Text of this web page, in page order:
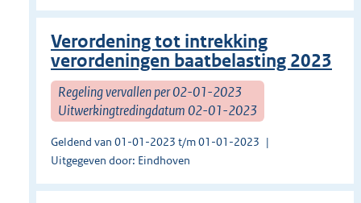
Verordening tot intrekking
verordeningen baatbelasting 2023
Regeling vervallen per 02-01-2023
Uitwerkingtredingdatum 02-01-2023
Geldend van 01-01-2023 t/m 01-01-2023
Uitgegeven door: Eindhoven